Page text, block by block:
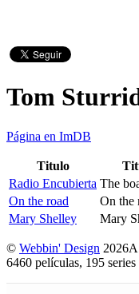
Tom
Página en ImDB
Titulo
Radio Encubierta The
On the road
On the
Mary Shelley
Mary
© Webbin' Design 2026
6460 películas, 195